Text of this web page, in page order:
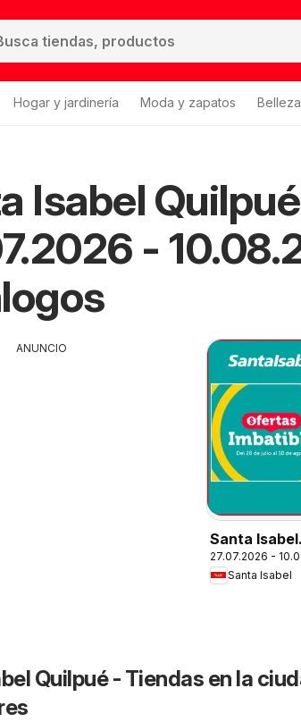
Hogar y jardinería Moda y zapatos
Isabel
-
ANUNCIO
Santa Isabel
Ofertas
27.07.2026 -
Santa Isabel
Quilpué - Tiendas en la